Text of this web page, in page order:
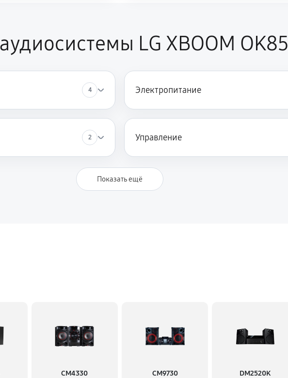
LG XBOOM OK85
4 Электропитание
2 Управление
Показать ещё
CM4330 CM9730 DM2520K